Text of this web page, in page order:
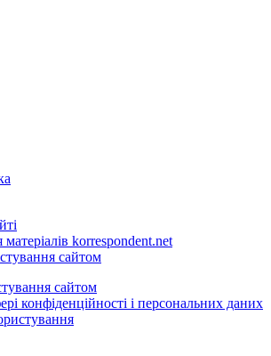
korrespondent.net
сайтом
сайтом
конфіденційності і персональних даних